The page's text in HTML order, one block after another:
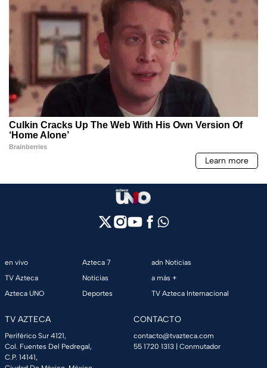
en vivo
TV Azteca
Azteca UNO
Azteca 7
Noticias
Deportes
adn Noticias
a más +
TV Azteca Internacional
TV AZTECA
Periférico Sur 4121,
Col. Fuentes Del Pedregal,
C.P. 14141,
CONTACTO
contacto@tvazteca.com
55 1720 1313 | Conmutador